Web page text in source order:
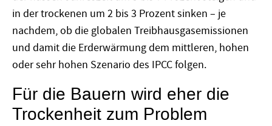
in der trockenen um 2 bis 3 Prozent sinken – je
nachdem, ob die globalen Treibhausgasemissionen
und damit die Erderwärmung dem mittleren, hohen
oder sehr hohen Szenario des IPCC folgen.
Für die Bauern wird eher die
Trockenheit zum Problem